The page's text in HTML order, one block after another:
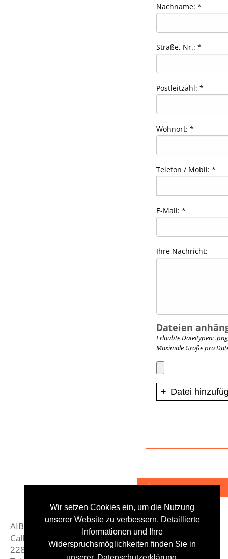
Wir setzen Cookies ein, um die Nutzung
unserer Website zu verbessern. Detaillierte
Informationen und Ihre
Widerspruchsmöglichkeiten finden Sie in
Impressum
AIB GmbH
Callingtonstraße 4
22885 Barsbüttel